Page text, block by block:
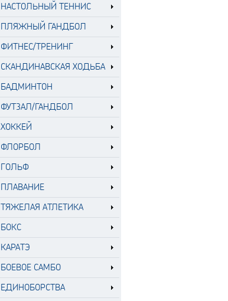
НАСТОЛЬНЫЙ ТЕННИС
ПЛЯЖНЫЙ ГАНДБОЛ
ФИТНЕС/ТРЕНИНГ
СКАНДИНАВСКАЯ ХОДЬБА
БАДМИНТОН
ФУТЗАЛ/ГАНДБОЛ
ХОККЕЙ
ФЛОРБОЛ
ГОЛЬФ
ПЛАВАНИЕ
ТЯЖЕЛАЯ АТЛЕТИКА
БОКС
КАРАТЭ
БОЕВОЕ САМБО
ЕДИНОБОРСТВА